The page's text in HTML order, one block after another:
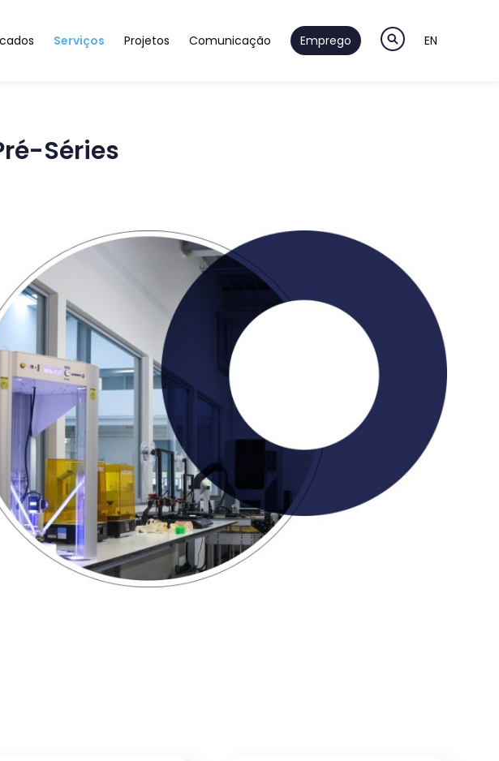
Impressa
& Espaços Inteligentes
Serviços
Prototipagem & Pré-Séries
Projetos
Comunicação
Emprego EN
Séries